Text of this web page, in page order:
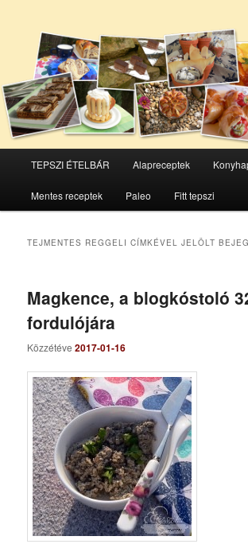
Tovább
az
Tovább
a
TEPSZI ÉTELBÁR Alapreceptek
Mentes receptek Paleo Fitt tepszi
TEJMENTES REGGELI CÍMKÉVEL JELÖLT
Magkence, a blogkóstoló
fordulójára
Közzétéve2017-01-16